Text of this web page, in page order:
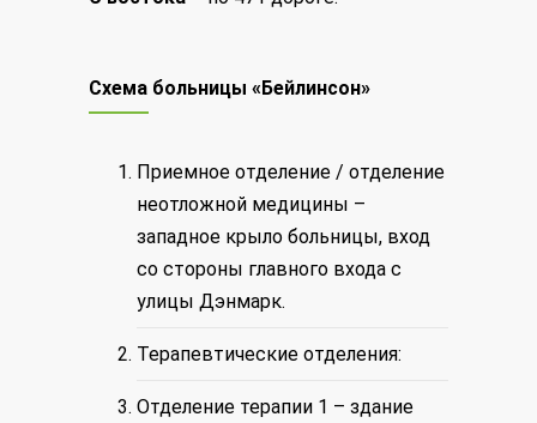
Схема больницы «Бейлинсон»
Приемное отделение / отделение
неотложной медицины –
западное крыло больницы, вход
со стороны главного входа с
улицы Дэнмарк.
Терапевтические отделения:
Отделение терапии 1 – здание